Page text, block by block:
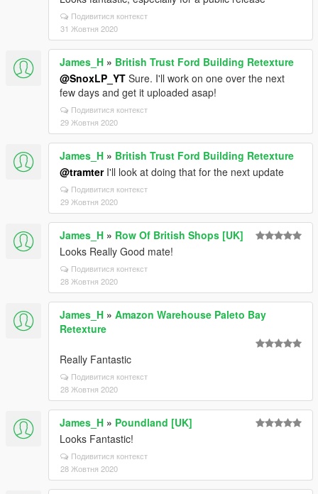
Подивитися контекст
31 Жовтня 2020
James_H » British Trust Ford Building Retexture
@SnoxLP_YT Sure. I'll work on one over the next
few days and get it uploaded asap!
Подивитися контекст
29 Жовтня 2020
James_H » British Trust Ford Building Retexture
@tramterI'll look at doing that for the next update
Подивитися контекст
29 Жовтня 2020
James_H » Row Of British Shops [UK]
Looks Really Good mate!
Подивитися контекст
28 Жовтня 2020
James_H » Amazon Warehouse Paleto Bay
Retexture
Really Fantastic
Подивитися контекст
28 Жовтня 2020
James_H » Poundland [UK]
Looks Fantastic!
Подивитися контекст
28 Жовтня 2020